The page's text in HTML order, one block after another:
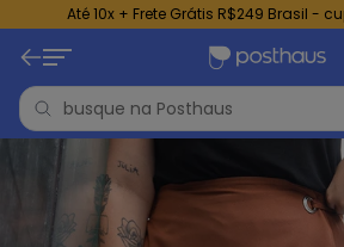
Até 10x + Frete Grátis R$249 Brasil -